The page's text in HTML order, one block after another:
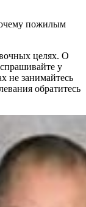
пожилым
целях. О
у
не занимайтесь
обратитесь